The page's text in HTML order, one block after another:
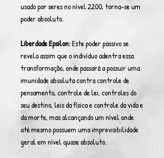
usado por seres no nível 2200, torna-se um
poder absoluto.
Liberdade Epsilon:Este poder passivo se
revela assim que o indivíduo adentra essa
transformação, onde passará a possuir uma
imunidade absoluta contra controle de
pensamento, controle de lei, controles do
seu destino, leis da física e controle da vida e
da morte, mas alcançando um nível onde
até mesmo possuem uma imprevisibilidade
geral em nível quase absoluto.